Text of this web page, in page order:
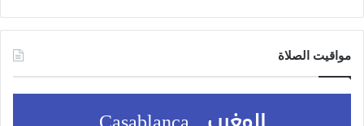
مواقيت الصلاة